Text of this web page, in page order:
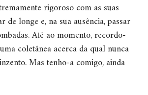
rigoroso com as suas
de longe e, na sua ausência, passar
Até ao momento, recordo-
coletânea acerca da qual nunca
Mas tenho-a comigo, ainda